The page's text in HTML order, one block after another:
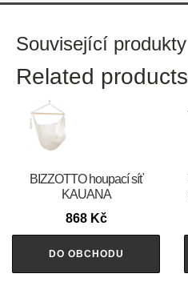
Související produkty
Related products
BIZZOTTO houpací síť
KAUANA
868 Kč
DO OBCHODU